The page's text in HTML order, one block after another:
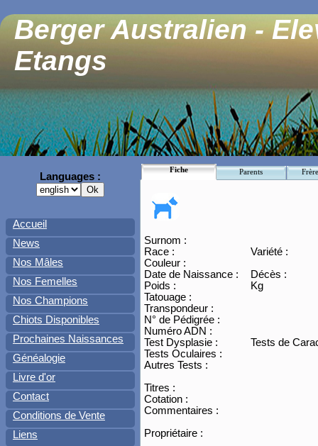
Berger Australien -
Etangs
Languages :
Accueil
News
Nos Mâles
Nos Femelles
Nos Champions
Chiots Disponibles
Prochaines Naissances
Généalogie
Livre d'or
Contact
Conditions de Vente
Liens
Fiche Parents
Surnom :
Race :
Variété :
Couleur :
Date de Naissance :
Décès :
Poids :
Kg
Tatouage :
Transpondeur :
N° de Pédigrée :
Numéro ADN :
Test Dysplasie :
Tests de
Tests Oculaires :
Autres Tests :
Titres :
Cotation :
Commentaires :
Propriétaire :